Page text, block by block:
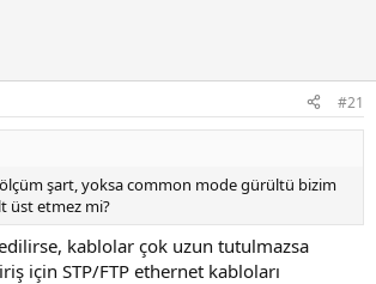
e
#21
şart, yoksa common mode gürültü bizim
üst etmez mi?
kablolar çok uzun tutulmazsa
için STP/FTP ethernet kabloları